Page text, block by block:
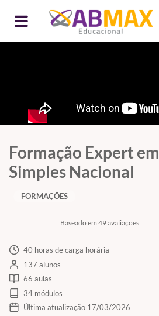
Formação Expert em
Simples Nacional
Baseado em 49 avaliações
FORMAÇÕES
40 horas de carga horária
137 alunos
66 aulas
34 módulos
Última atualização 17/03/2026